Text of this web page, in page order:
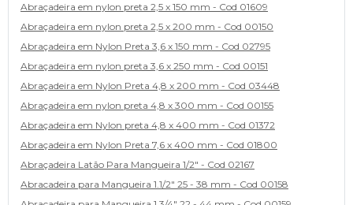
Abraçadeira em nylon preta 2,5 x 150 mm - Cod 01609
Abraçadeira em nylon preta 2,5 x 200 mm - Cod 00150
Abraçadeira em Nylon Preta 3,6 x 150 mm - Cod 02795
Abraçadeira em nylon preta 3,6 x 250 mm - Cod 00151
Abraçadeira em Nylon Preta 4,8 x 200 mm - Cod 03448
Abraçadeira em nylon preta 4,8 x 300 mm - Cod 00155
Abraçadeira em Nylon preta 4,8 x 400 mm - Cod 01372
Abraçadeira em Nylon Preta 7,6 x 400 mm - Cod 01800
Abraçadeira Latão Para Mangueira 1/2" - Cod 02167
Abracadeira para Mangueira 1.1/2" 25 - 38 mm - Cod 00158